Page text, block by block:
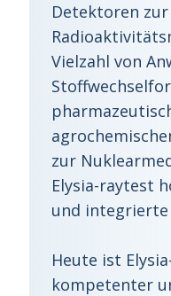
Detektoren zur
Vielzahl von
zur
Elysia-raytest
und integrierte
Heute ist
kompetenter